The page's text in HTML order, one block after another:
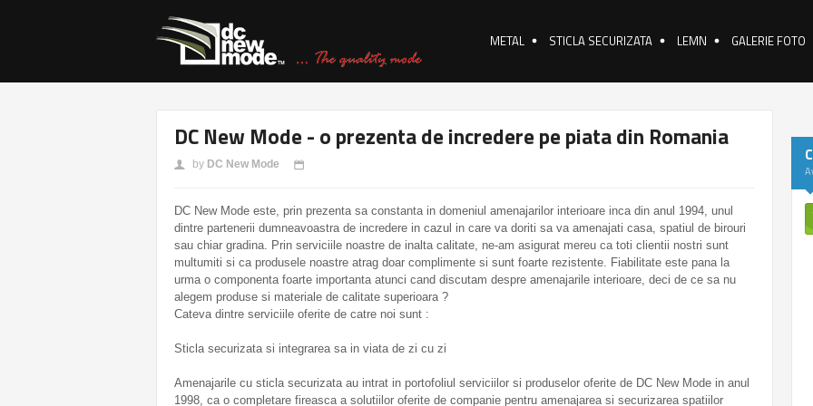
METAL STICLA SECURIZATA LEMN GALERIE FOTO
DC New Mode - o prezenta de incredere pe piata din Romania
👤 by DC New Mode 📅
DC New Mode este, prin prezenta sa constanta in domeniul amenajarilor interioare inca din anul 1994, unul
dintre partenerii dumneavoastra de incredere in cazul in care va doriti sa va amenajati casa, spatiul de birouri
sau chiar gradina. Prin serviciile noastre de inalta calitate, ne-am asigurat mereu ca toti clientii nostri sunt
multumiti si ca produsele noastre atrag doar complimente si sunt foarte rezistente. Fiabilitate este pana la
urma o componenta foarte importanta atunci cand discutam despre amenajarile interioare, deci de ce sa nu
alegem produse si materiale de calitate superioara ?
Cateva dintre serviciile oferite de catre noi sunt :
Sticla securizata si integrarea sa in viata de zi cu zi
Amenajarile cu sticla securizata au intrat in portofoliul serviciilor si produselor oferite de DC New Mode in anul
1998, ca o completare fireasca a solutiilor oferite de companie pentru amenajarea si securizarea spatiilor